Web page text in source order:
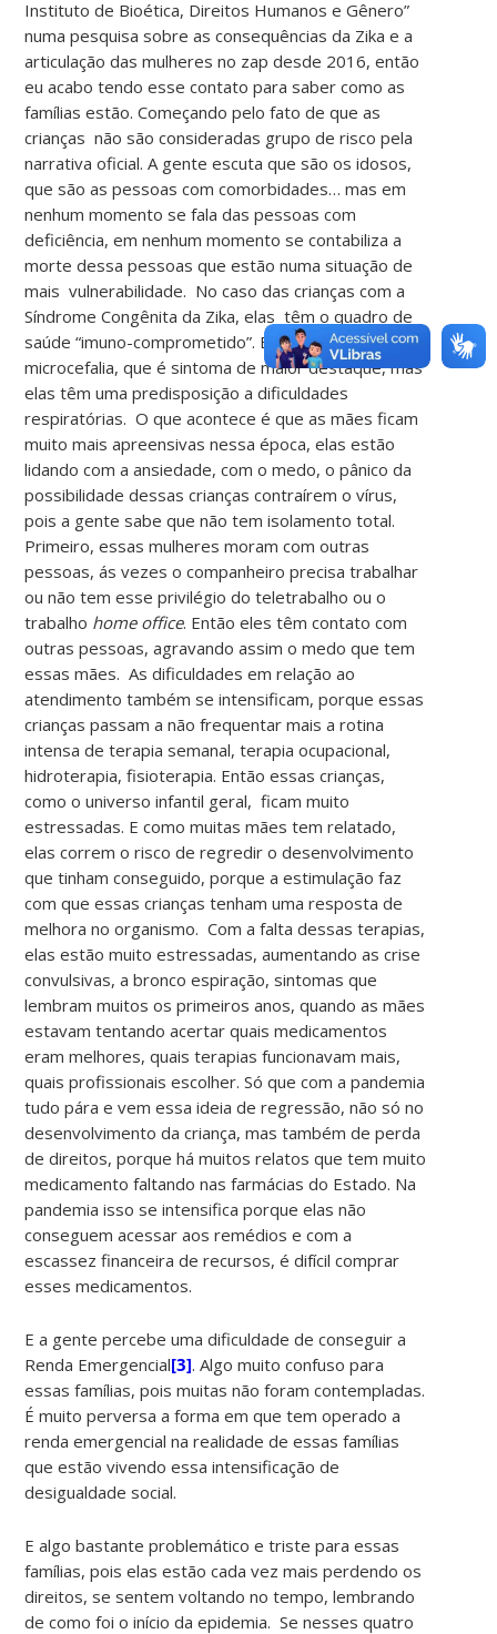
Instituto de Bioética, Direitos Humanos e Gênero”
numa pesquisa sobre as consequências da Zika e a
articulação das mulheres no zap desde 2016, então
eu acabo tendo esse contato para saber como as
famílias estão. Começando pelo fato de que as
crianças não são consideradas grupo de risco pela
narrativa oficial. A gente escuta que são os idosos,
que são as pessoas com comorbidades… mas em
nenhum momento se fala das pessoas com
deficiência, em nenhum momento se contabiliza a
morte dessa pessoas que estão numa situação de
mais vulnerabilidade. No caso das crianças com a
Síndrome Congênita da Zika, elas têm o quadro de
saúde “imuno-comprometido”. Eles nascem com a
microcefalia, que é sintoma de maior destaque, mas
elas têm uma predisposição a dificuldades
respiratórias. O que acontece é que as mães ficam
muito mais apreensivas nessa época, elas estão
lidando com a ansiedade, com o medo, o pânico da
possibilidade dessas crianças contraírem o vírus,
pois a gente sabe que não tem isolamento total.
Primeiro, essas mulheres moram com outras
pessoas, ás vezes o companheiro precisa trabalhar
ou não tem esse privilégio do teletrabalho ou o
trabalho home office. Então eles têm contato com
outras pessoas, agravando assim o medo que tem
essas mães. As dificuldades em relação ao
atendimento também se intensificam, porque essas
crianças passam a não frequentar mais a rotina
intensa de terapia semanal, terapia ocupacional,
hidroterapia, fisioterapia. Então essas crianças,
como o universo infantil geral, ficam muito
estressadas. E como muitas mães tem relatado,
elas correm o risco de regredir o desenvolvimento
que tinham conseguido, porque a estimulação faz
com que essas crianças tenham uma resposta de
melhora no organismo. Com a falta dessas terapias,
elas estão muito estressadas, aumentando as crise
convulsivas, a bronco espiração, sintomas que
lembram muitos os primeiros anos, quando as mães
estavam tentando acertar quais medicamentos
eram melhores, quais terapias funcionavam mais,
quais profissionais escolher. Só que com a pandemia
tudo pára e vem essa ideia de regressão, não só no
desenvolvimento da criança, mas também de perda
de direitos, porque há muitos relatos que tem muito
medicamento faltando nas farmácias do Estado. Na
pandemia isso se intensifica porque elas não
conseguem acessar aos remédios e com a
escassez financeira de recursos, é difícil comprar
esses medicamentos.
E a gente percebe uma dificuldade de conseguir a
Renda Emergencial[3]. Algo muito confuso para
essas famílias, pois muitas não foram contempladas.
É muito perversa a forma em que tem operado a
renda emergencial na realidade de essas famílias
que estão vivendo essa intensificação de
desigualdade social.
E algo bastante problemático e triste para essas
famílias, pois elas estão cada vez mais perdendo os
direitos, se sentem voltando no tempo, lembrando
de como foi o início da epidemia. Se nesses quatro